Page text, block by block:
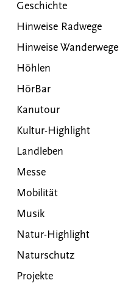
Geschichte
Hinweise Radwege
Hinweise Wanderwege
Höhlen
HörBar
Kanutour
Kultur-Highlight
Landleben
Messe
Mobilität
Musik
Natur-Highlight
Naturschutz
Projekte